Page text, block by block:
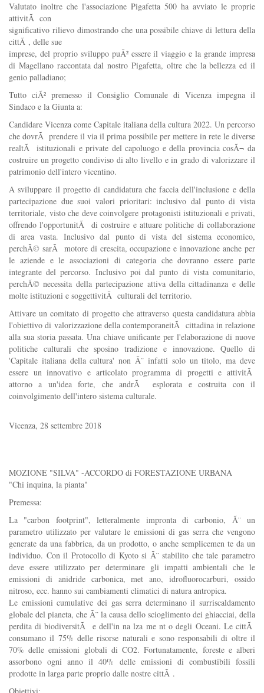
Valutato inoltre che l'associazione Pigafetta 500 ha avviato le proprie
attivitÃ con
significativo rilievo dimostrando che una possibile chiave di lettura della
cittÃ , delle sue
imprese, del proprio sviluppo puÃ² essere il viaggio e la grande impresa
di Magellano raccontata dal nostro Pigafetta, oltre che la bellezza ed il
genio palladiano;
Tutto ciÃ² premesso il Consiglio Comunale di Vicenza impegna il
Sindaco e la Giunta a:
Candidare Vicenza come Capitale italiana della cultura 2022. Un percorso
che dovrÃ prendere il via il prima possibile per mettere in rete le diverse
realtÃ istituzionali e private del capoluogo e della provincia cosÃ¬ da
costruire un progetto condiviso di alto livello e in grado di valorizzare il
patrimonio dell'intero vicentino.
A sviluppare il progetto di candidatura che faccia dell'inclusione e della
partecipazione due suoi valori prioritari: inclusivo dal punto di vista
territoriale, visto che deve coinvolgere protagonisti istituzionali e privati,
offrendo l'opportunitÃ di costruire e attuare politiche di collaborazione
di area vasta. Inclusivo dal punto di vista del sistema economico,
perchÃ© sarÃ motore di crescita, occupazione e innovazione anche per
le aziende e le associazioni di categoria che dovranno essere parte
integrante del percorso. Inclusivo poi dal punto di vista comunitario,
perchÃ© necessita della partecipazione attiva della cittadinanza e delle
molte istituzioni e soggettivitÃ culturali del territorio.
Attivare un comitato di progetto che attraverso questa candidatura abbia
l'obiettivo di valorizzazione della contemporaneitÃ cittadina in relazione
alla sua storia passata. Una chiave unificante per l'elaborazione di nuove
politiche culturali che sposino tradizione e innovazione. Quello di
'Capitale italiana della cultura' non Ã¨ infatti solo un titolo, ma deve
essere un innovativo e articolato programma di progetti e attivitÃ
attorno a un'idea forte, che andrÃ esplorata e costruita con il
coinvolgimento dell'intero sistema culturale.
Vicenza, 28 settembre 2018
MOZIONE "SILVA" -ACCORDO di FORESTAZIONE URBANA
"Chi inquina, la pianta"
Premessa:
La "carbon footprint", letteralmente impronta di carbonio, Ã¨ un
parametro utilizzato per valutare le emissioni di gas serra che vengono
generate da una fabbrica, da un prodotto, o anche semplicemen te da un
individuo. Con il Protocollo di Kyoto si Ã¨ stabilito che tale parametro
deve essere utilizzato per determinare gli impatti ambientali che le
emissioni di anidride carbonica, met ano, idrofluorocarburi, ossido
nitroso, ecc. hanno sui cambiamenti climatici di natura antropica.
Le emissioni cumulative dei gas serra determinano il surriscaldamento
globale del pianeta, che Ã¨ la causa dello scioglimento dei ghiacciai, della
perdita di biodiversitÃ e dell'in na lza me nt o degli Oceani. Le cittÃ
consumano il 75% delle risorse naturali e sono responsabili di oltre il
70% delle emissioni globali di CO2. Fortunatamente, foreste e alberi
assorbono ogni anno il 40% delle emissioni di combustibili fossili
prodotte in larga parte proprio dalle nostre cittÃ .